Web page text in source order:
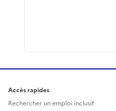
Accès rapides
Rechercher un emploi inclusif